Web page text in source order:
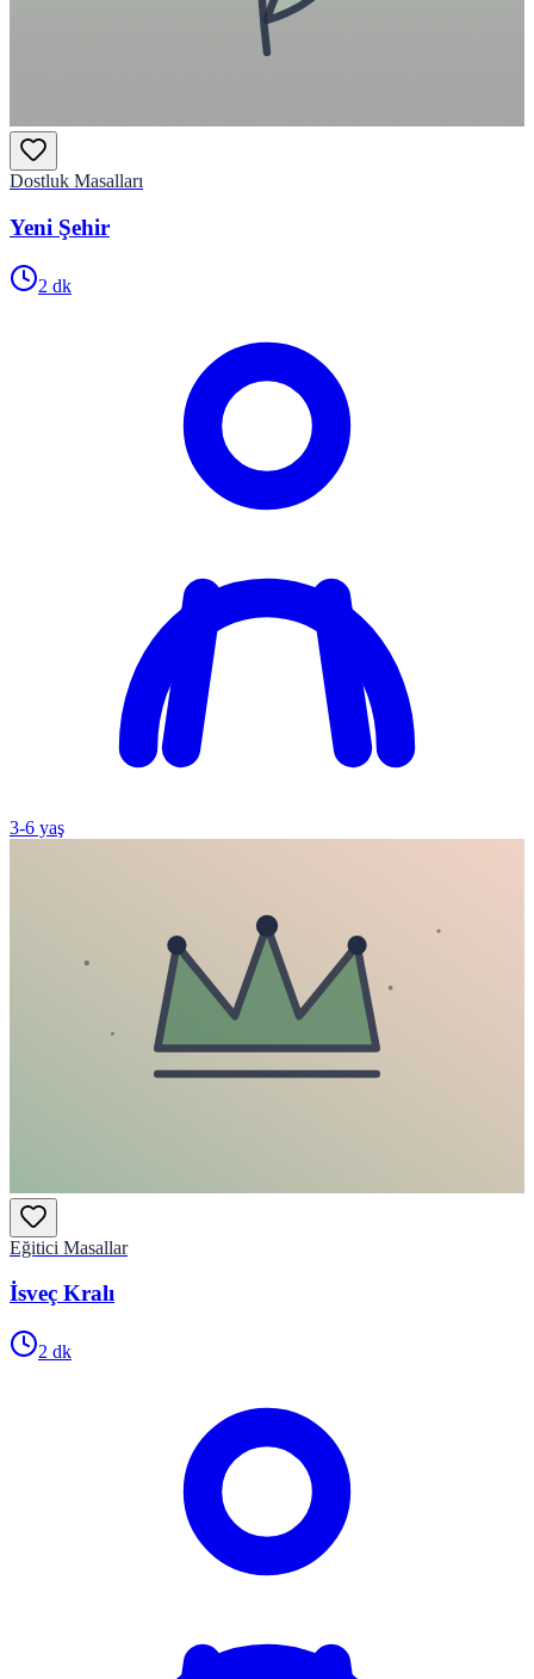
Dostluk Masalları
Yeni Şehir
2 dk
3-6 yaş
Eğitici Masallar
İsveç Kralı
2 dk